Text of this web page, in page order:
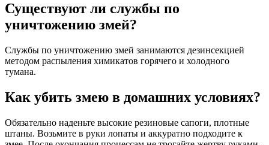
Существуют ли службы по
уничтожению змей?
Службы по уничтожению змей занимаются дезинсекцией
методом распыления химикатов горячего и холодного
тумана.
Как убить змею в домашних условиях?
Обязательно наденьте высокие резиновые сапоги, плотные
штаны. Возьмите в руки лопаты и аккуратно подходите к